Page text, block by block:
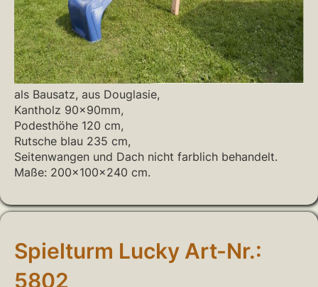
als Bausatz, aus Douglasie,
Kantholz 90x90mm,
Podesthöhe 120 cm,
Rutsche blau 235 cm,
Seitenwangen und Dach nicht farblich behandelt.
Maße: 200x100x240 cm.
Spielturm Lucky Art-Nr.:
5802